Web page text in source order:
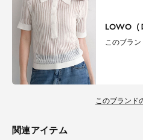
LOWO（
このブラ
このブランド
関連アイテム